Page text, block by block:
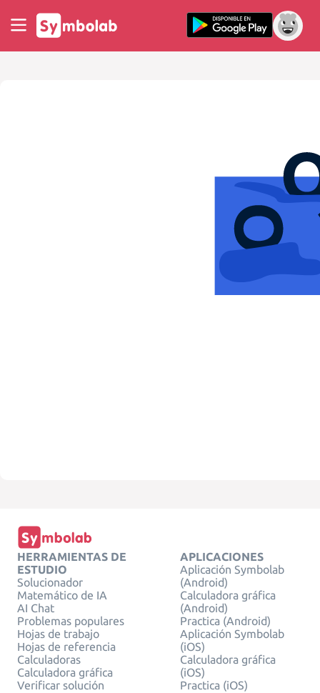
HERRAMIENTAS DE
ESTUDIO
Solucionador
Matemático de IA
AI Chat
Problemas populares
Hojas de trabajo
Hojas de referencia
Calculadoras
Calculadora gráfica
Verificar solución
APLICACIONES
Aplicación Symbolab
(Android)
Calculadora gráfica
(Android)
Practica (Android)
Aplicación Symbolab
(iOS)
Calculadora gráfica
(iOS)
Practica (iOS)